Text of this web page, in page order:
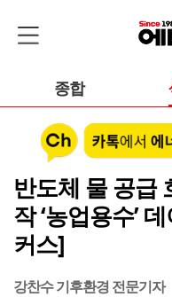
종합
반도체 물 공급
작 ‘농업용수’
커스]
강찬수 기후환경 전문기자